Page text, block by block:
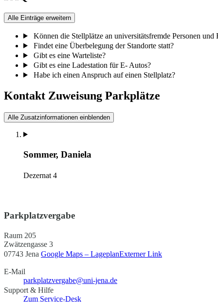
Alle Einträge erweitern
Können die Stellplätze an universitätsfremde Personen und
Findet eine Überbelegung der Standorte statt?
Gibt es eine Warteliste?
Gibt es eine Ladestation für E- Autos?
Habe ich einen Anspruch auf einen Stellplatz?
Kontakt Zuweisung Parkplätze​
Alle Zusatzinformationen einblenden
Sommer, Daniela
Dezernat 4
Parkplatzvergabe
Raum 205
Zwätzengasse 3
07743 Jena Google Maps – LageplanExterner Link
E-Mail
parkplatzvergabe@uni-jena.de
Support & Hilfe
Zum Service-Desk